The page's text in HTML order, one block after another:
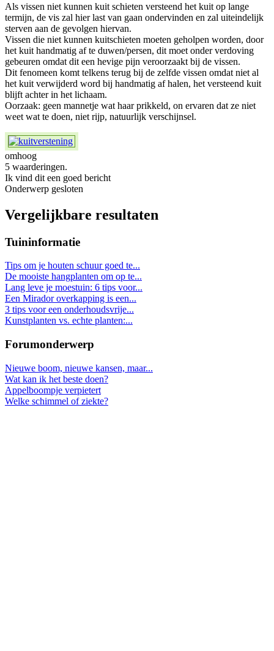
Als vissen niet kunnen kuit schieten versteend het kuit op lange
termijn, de vis zal hier last van gaan ondervinden en zal uiteindelijk
sterven aan de gevolgen hiervan.
Vissen die niet kunnen kuitschieten moeten geholpen worden, door
het kuit handmatig af te duwen/persen, dit moet onder verdoving
gebeuren omdat dit een hevige pijn veroorzaakt bij de vissen.
Dit fenomeen komt telkens terug bij de zelfde vissen omdat niet al
het kuit verwijderd word bij handmatig af halen, het versteend kuit
blijft achter in het lichaam.
Oorzaak: geen mannetje wat haar prikkeld, on ervaren dat ze niet
weet wat te doen, niet rijp, natuurlijk verschijnsel.
omhoog
5 waarderingen.
Ik vind dit een goed bericht
Onderwerp gesloten
Vergelijkbare resultaten
Tuininformatie
Tips om je houten schuur goed te...
De mooiste hangplanten om op te...
Lang leve je moestuin: 6 tips voor...
Een Mirador overkapping is een...
3 tips voor een onderhoudsvrije...
Kunstplanten vs. echte planten:...
Forumonderwerp
Nieuwe boom, nieuwe kansen, maar...
Wat kan ik het beste doen?
Appelboompje verpietert
Welke schimmel of ziekte?